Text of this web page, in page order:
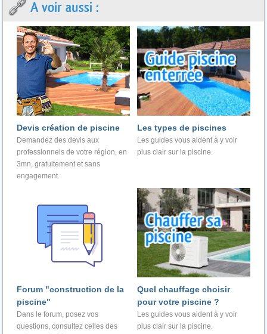
A voir aussi :
Devis création de piscine
Demandez des devis aux
professionnels de votre région, en
3mn, gratuitement et sans
engagement.
Les types de piscines
Les guides vous aident à y voir
plus clair sur la piscine.
Forum "construction de la
piscine"
Dans le forum, posez vos
questions, consultez celles des
Quel chauffage choisir
pour votre piscine ?
Les guides vous aident à y voir
plus clair sur la piscine.